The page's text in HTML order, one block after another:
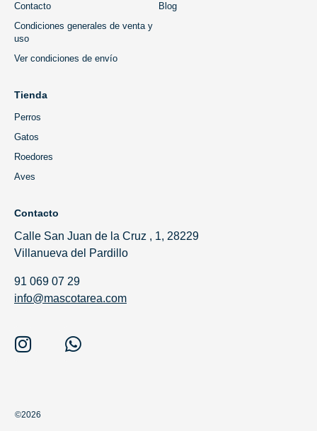
Contacto
Condiciones generales de venta y
uso
Ver condiciones de envío
Blog
Tienda
Perros
Gatos
Roedores
Aves
Contacto
Calle San Juan de la Cruz , 1, 28229
Villanueva del Pardillo
91 069 07 29
info@mascotarea.com
©2026